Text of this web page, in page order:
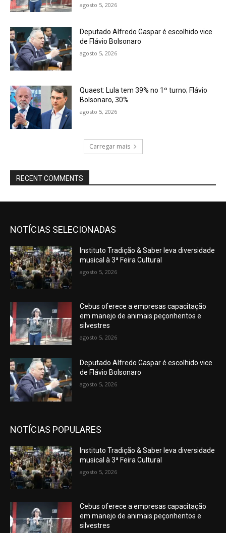
agosto 5, 2026
Deputado Alfredo Gaspar é escolhido vice
de Flávio Bolsonaro
agosto 5, 2026
Quaest: Lula tem 39% no 1º turno; Flávio
Bolsonaro, 30%
agosto 5, 2026
Carregar mais
RECENT COMMENTS
NOTÍCIAS SELECIONADAS
Instituto Tradição & Saber leva diversidade
musical à 3ª Feira Cultural
agosto 5, 2026
Cebus oferece a empresas capacitação
em manejo de animais peçonhentos e
silvestres
agosto 5, 2026
Deputado Alfredo Gaspar é escolhido vice
de Flávio Bolsonaro
agosto 5, 2026
NOTÍCIAS POPULARES
Instituto Tradição & Saber leva diversidade
musical à 3ª Feira Cultural
agosto 5, 2026
Cebus oferece a empresas capacitação
em manejo de animais peçonhentos e
silvestres